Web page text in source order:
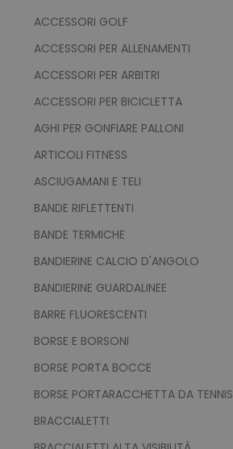
ACCESSORI GOLF
ACCESSORI PER ALLENAMENTI
ACCESSORI PER ARBITRI
ACCESSORI PER BICICLETTA
AGHI PER GONFIARE PALLONI
ARTICOLI FITNESS
ASCIUGAMANI E TELI
BANDE RIFLETTENTI
BANDE TERMICHE
BANDIERINE CALCIO D'ANGOLO
BANDIERINE GUARDALINEE
BARRE FLUORESCENTI
BORSE E BORSONI
BORSE PORTA BOCCE
BORSE PORTARACCHETTA DA TENNIS
BRACCIALETTI